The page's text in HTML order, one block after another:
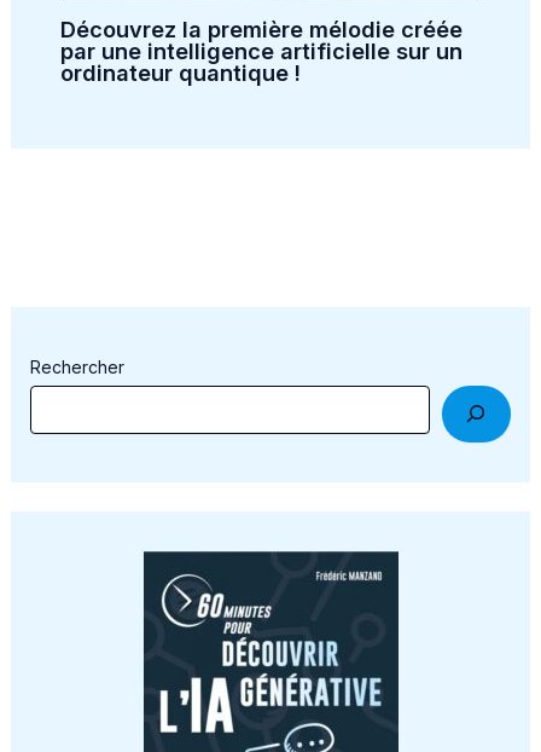
Découvrez la première mélodie créée
par une intelligence artificielle sur un
ordinateur quantique !
Rechercher